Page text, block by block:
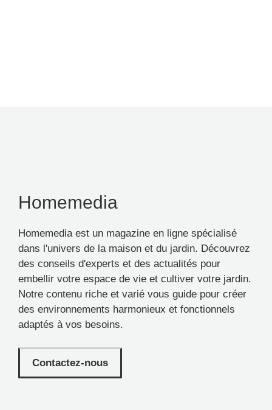
Homemedia
Homemedia est un magazine en ligne spécialisé
dans l'univers de la maison et du jardin. Découvrez
des conseils d'experts et des actualités pour
embellir votre espace de vie et cultiver votre jardin.
Notre contenu riche et varié vous guide pour créer
des environnements harmonieux et fonctionnels
adaptés à vos besoins.
Contactez-nous